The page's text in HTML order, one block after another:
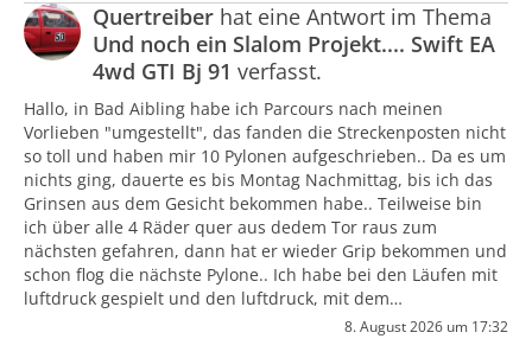
Quertreiber hat eine Antwort im Thema
Und noch ein Slalom Projekt.... Swift EA
4wd GTI Bj 91 verfasst.
Hallo, in Bad Aibling habe ich Parcours nach meinen
Vorlieben "umgestellt", das fanden die Streckenposten nicht
so toll und haben mir 10 Pylonen aufgeschrieben.. Da es um
nichts ging, dauerte es bis Montag Nachmittag, bis ich das
Grinsen aus dem Gesicht bekommen habe.. Teilweise bin
ich über alle 4 Räder quer aus dedem Tor raus zum
nächsten gefahren, dann hat er wieder Grip bekommen und
schon flog die nächste Pylone.. Ich habe bei den Läufen mit
luftdruck gespielt und den luftdruck, mit dem…
8. August 2026 um 17:32